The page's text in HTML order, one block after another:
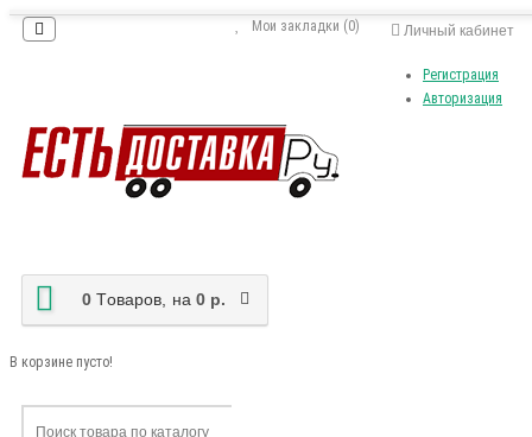
Личный кабинет
Регистрация
Авторизация
Мои закладки (0)
0 Tоваров, на 0 р.
В корзине пусто!